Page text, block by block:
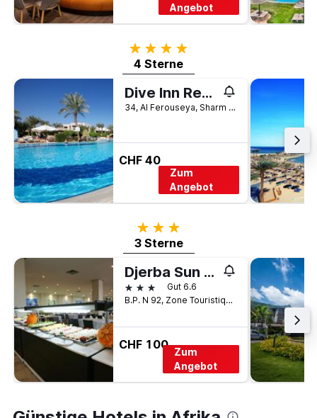
Angebot
4 Sterne
4 Sterne
Dive Inn Resort
34, Al Ferouseya, Sharm El-Sheikh, Ägypten
CHF 40
Zum
Angebot
3 Sterne
3 Sterne
Djerba Sun Beach, Hotel & Spa
3 SterneGut 6.6
B.P. N 92, Zone Touristique Sidi Mehrez, Midoun, Tunesien
CHF 100
Zum
Angebot